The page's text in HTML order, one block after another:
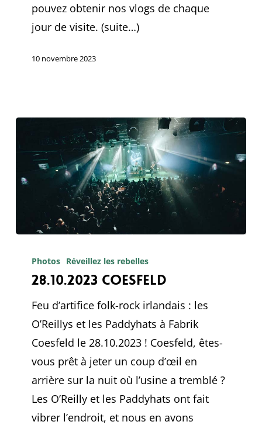
pouvez obtenir nos vlogs de chaque
jour de visite. (suite…)
10 novembre 2023
Coesfeld
Photos Réveillez les rebelles
28.10.2023 Coesfeld
Feu d’artifice folk-rock irlandais : les
O’Reillys et les Paddyhats à Fabrik
Coesfeld le 28.10.2023 ! Coesfeld, êtes-
vous prêt à jeter un coup d’œil en
arrière sur la nuit où l’usine a tremblé ?
Les O’Reilly et les Paddyhats ont fait
vibrer l’endroit, et nous en avons